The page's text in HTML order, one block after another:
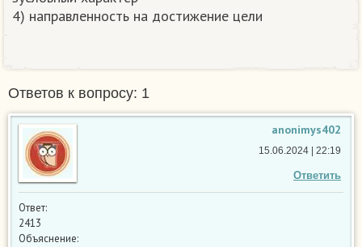
4) направленность на достижение цели
Ответов к вопросу: 1
anonimys402
Ответить
15.06.2024 | 22:19
Ответ:
2413
Объяснение: